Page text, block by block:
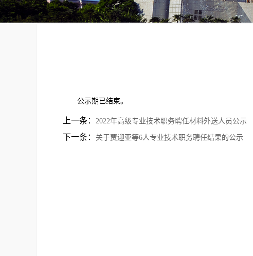
公示期已结束。
上一条： 2022年高级专业技术职务聘任材料外送人员公示
下一条： 关于贾迎亚等6人专业技术职务聘任结果的公示